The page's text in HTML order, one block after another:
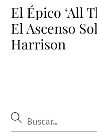
El Épico ‘All
El Ascenso
Harrison